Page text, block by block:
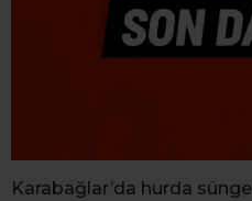
Karabağlar’da hurda